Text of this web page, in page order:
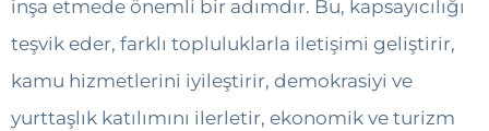
inşa etmede önemli bir adımdır. Bu, kapsayıcılığı
teşvik eder, farklı topluluklarla iletişimi geliştirir,
kamu hizmetlerini iyileştirir, demokrasiyi ve
yurttaşlık katılımını ilerletir, ekonomik ve turizm